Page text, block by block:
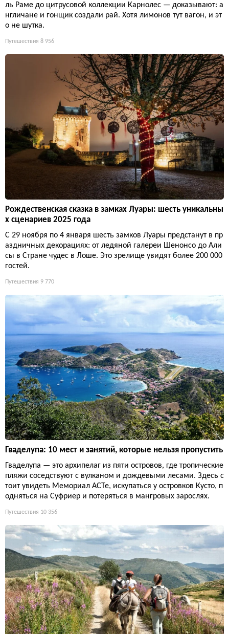
ль Раме до цитрусовой коллекции Карнолес — доказывают: а
нгличане и гонщик создали рай. Хотя лимонов тут вагон, и эт
о не шутка.
Путешествия 8 956
Рождественская сказка в замках Луары: шесть уникальны
х сценариев 2025 года
С 29 ноября по 4 января шесть замков Луары предстанут в пр
аздничных декорациях: от ледяной галереи Шенонсо до Али
сы в Стране чудес в Лоше. Это зрелище увидят более 200 000
гостей.
Путешествия 9 770
Гваделупа: 10 мест и занятий, которые нельзя пропустить
Гваделупа — это архипелаг из пяти островов, где тропические
пляжи соседствуют с вулканом и дождевыми лесами. Здесь с
тоит увидеть Мемориал ACTe, искупаться у островков Кусто, п
одняться на Суфриер и потеряться в мангровых зарослях.
Путешествия 10 356